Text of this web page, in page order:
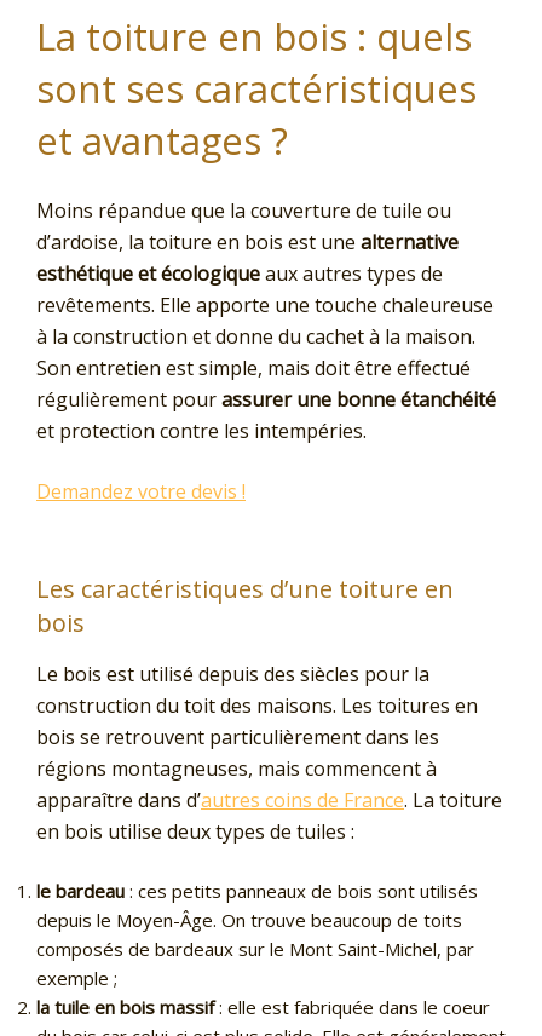
La toiture en bois : quels
sont ses caractéristiques
et avantages ?
Moins répandue que la couverture de tuile ou
d’ardoise, la toiture en bois est une alternative
esthétique et écologiqueaux autres types de
revêtements. Elle apporte une touche chaleureuse
à la construction et donne du cachet à la maison.
Son entretien est simple, mais doit être effectué
régulièrement pourassurer une bonne étanchéité
et protection contre les intempéries.
Demandez votre devis !
Les caractéristiques d’une toiture en
bois
Le bois est utilisé depuis des siècles pour la
construction du toit des maisons. Les toitures en
bois se retrouvent particulièrement dans les
régions montagneuses, mais commencent à
apparaître dans d’autres coins de France. La toiture
en bois utilise deux types de tuiles :
le bardeau : ces petits panneaux de bois sont utilisés
depuis le Moyen-Âge. On trouve beaucoup de toits
composés de bardeaux sur le Mont Saint-Michel, par
exemple ;
la tuile en bois massif: elle est fabriquée dans le coeur